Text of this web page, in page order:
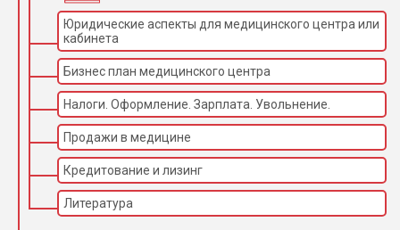
Юридические аспекты для медицинского центра или
кабинета
Бизнес план медицинского центра
Налоги. Оформление. Зарплата. Увольнение.
Продажи в медицине
Кредитование и лизинг
Литература